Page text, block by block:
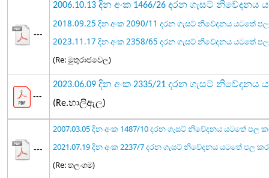
---
2006.10.13 දින අංක 1466/26 දරන ගැසට්
2018.09.25 දින අංක 2090/11 දරන ගැසට් නිවේදනය යටතේ
2023.11.17 දින අංක 2358/65 දරන ගැසට් නිවේදනය යටතේ
(Re: මුතුරාජවෙල)
---
2023.06.09 දින අංක 2335/21 දරන ගැසට්
(Re.හාලිඇල)
---
2007.03.05 දින අංක 1487/10 දරන ගැසට් නිවේදනය යටතේ පල
2021.07.19 දින අංක 2237/7 දරන ගැසට් නිවේදනය යටතේ පල
(Re: තලංගම)